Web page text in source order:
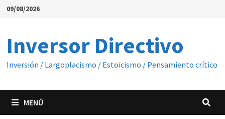
Saltar
09/08/2026
Inversor Directivo
Inversión / Largoplacismo / Estoicismo / Pensamiento crítico
MENÚ